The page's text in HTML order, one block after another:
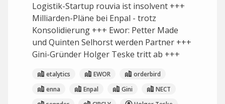
Logistik-Startup rouvia ist insolvent +++
Milliarden-Pläne bei Enpal - trotz
Konsolidierung +++ Ewor: Petter Made
und Quinten Selhorst werden Partner +++
Gini-Gründer Holger Teske tritt ab +++
etalytics EWOR
orderbird
enna
Enpal Gini
NECT